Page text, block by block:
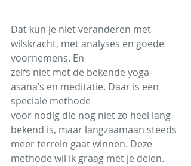
Dat kun je niet veranderen met
wilskracht, met analyses en goede
voornemens. En
zelfs niet met de bekende yoga-
asana’s en meditatie. Daar is een
speciale methode
voor nodig die nog niet zo heel lang
bekend is, maar langzaamaan steeds
meer terrein gaat winnen. Deze
methode wil ik graag met je delen.